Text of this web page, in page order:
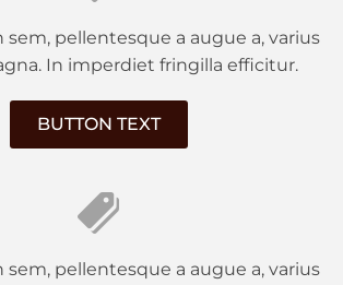
sem, pellentesque a augue a, varius
In imperdiet fringilla efficitur.
BUTTON TEXT
sem, pellentesque a augue a, varius